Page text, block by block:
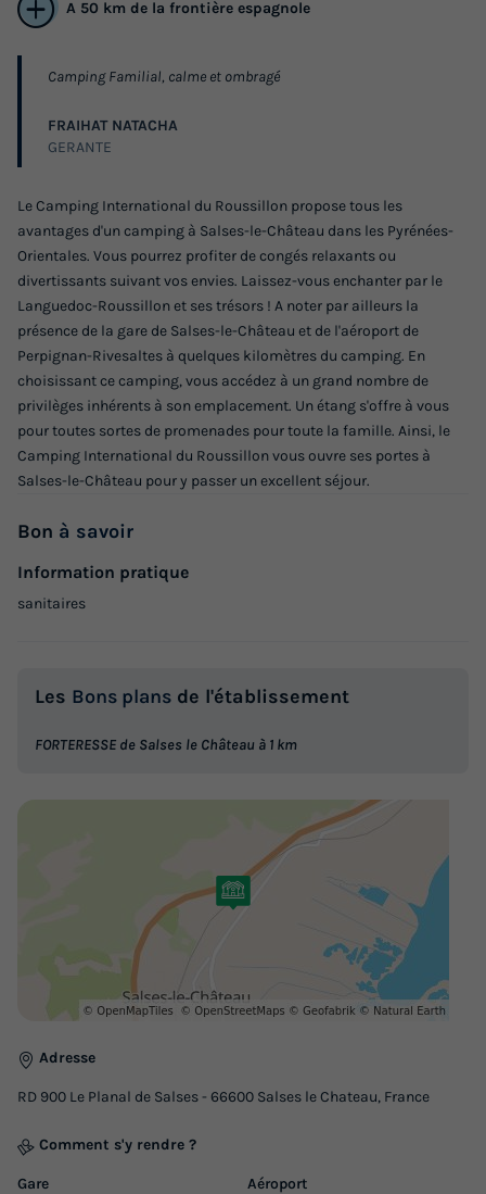
A 50 km de la frontière espagnole
Camping Familial, calme et ombragé
FRAIHAT NATACHA
GERANTE
Le Camping International du Roussillon propose tous les
avantages d'un camping à Salses-le-Château dans les Pyrénées-
Orientales. Vous pourrez profiter de congés relaxants ou
divertissants suivant vos envies. Laissez-vous enchanter par le
Languedoc-Roussillon et ses trésors ! A noter par ailleurs la
présence de la gare de Salses-le-Château et de l'aéroport de
Perpignan-Rivesaltes à quelques kilomètres du camping. En
choisissant ce camping, vous accédez à un grand nombre de
privilèges inhérents à son emplacement. Un étang s'offre à vous
pour toutes sortes de promenades pour toute la famille. Ainsi, le
Camping International du Roussillon vous ouvre ses portes à
Salses-le-Château pour y passer un excellent séjour.
Bon à savoir
Information pratique
sanitaires
Les Bons plans de l'établissement
FORTERESSE de Salses le Château à 1 km
Adresse
RD 900 Le Planal de Salses - 66600 Salses le Chateau, France
Comment s'y rendre ?
Gare
Aéroport